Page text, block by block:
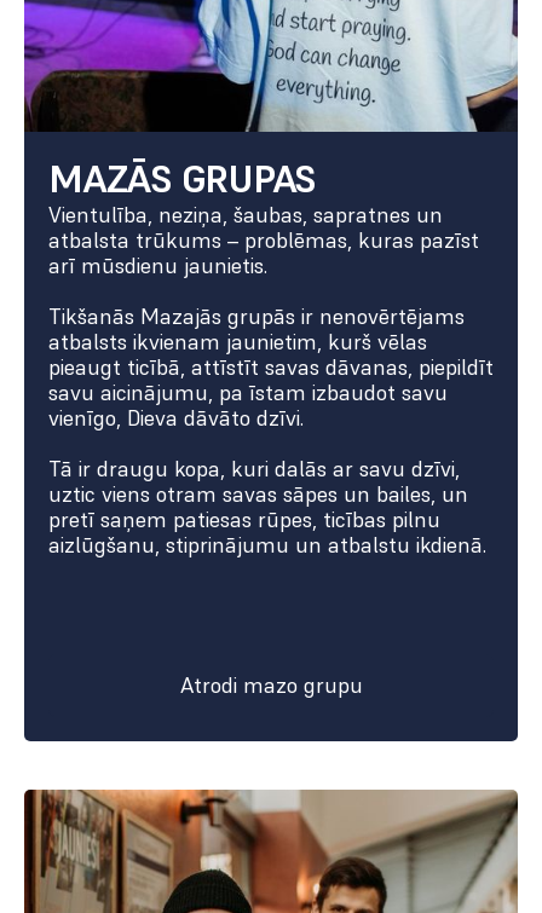
MAZĀS GRUPAS
Vientulība, neziņa, šaubas, sapratnes un
atbalsta trūkums – problēmas, kuras pazīst
arī mūsdienu jaunietis.
Tikšanās Mazajās grupās ir nenovērtējams
atbalsts ikvienam jaunietim, kurš vēlas
pieaugt ticībā, attīstīt savas dāvanas, piepildīt
savu aicinājumu, pa īstam izbaudot savu
vienīgo, Dieva dāvāto dzīvi.
Tā ir draugu kopa, kuri dalās ar savu dzīvi,
uztic viens otram savas sāpes un bailes, un
pretī saņem patiesas rūpes, ticības pilnu
aizlūgšanu, stiprinājumu un atbalstu ikdienā.
Atrodi mazo grupu